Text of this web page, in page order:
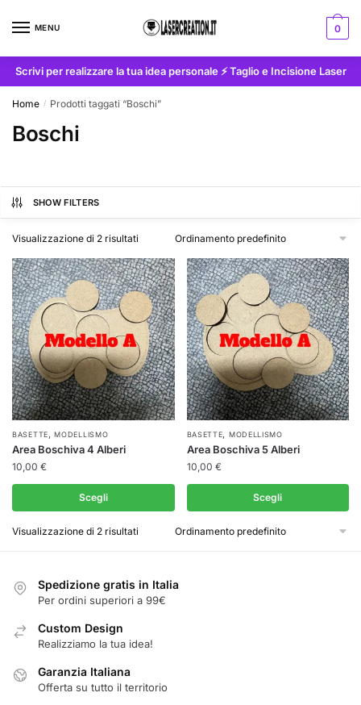
MENU 0
Scrivi per realizzare la tua idea personale ⚡ Taglio e Incisione Laser
Home / Prodotti taggati “Boschi”
Boschi
SHOW FILTERS
Visualizzazione di 2 risultati
BASETTE,MODELLISMO
Area Boschiva 4 Alberi
10,00 €
Scegli
Questo
prodotto
ha
varianti.
Le
essere
nella
pagina
del
prodotto
BASETTE, MODELLISMO
Area Boschiva 5 Alberi
10,00 €
Scegli
Questo
prodotto
ha
varianti.
Le
Visualizzazione di 2 risultati
Spedizione gratis in Italia
Per ordini superiori a 99€
Custom Design
Realizziamo la tua idea!
Garanzia Italiana
Offerta su tutto il territorio